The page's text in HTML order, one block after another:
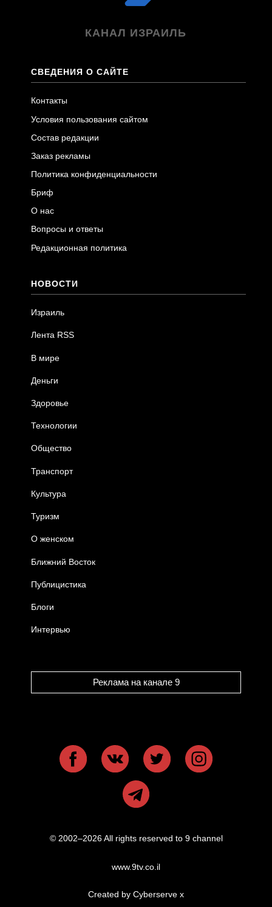
КАНАЛ ИЗРАИЛЬ
СВЕДЕНИЯ О САЙТЕ
Контакты
Условия пользования сайтом
Состав редакции
Заказ рекламы
Политика конфиденциальности
Бриф
О нас
Вопросы и ответы
Редакционная политика
НОВОСТИ
Израиль
Лента RSS
В мире
Деньги
Здоровье
Технологии
Общество
Транспорт
Культура
Туризм
О женском
Ближний Восток
Публицистика
Блоги
Интервью
Реклама на канале 9
© 2002–2026 All rights reserved to 9 channel
www.9tv.co.il
Created by Cyberserve x